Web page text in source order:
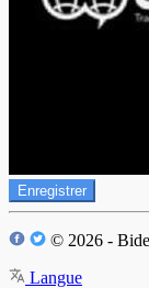
Enregistrer
© 2026 -
Langue